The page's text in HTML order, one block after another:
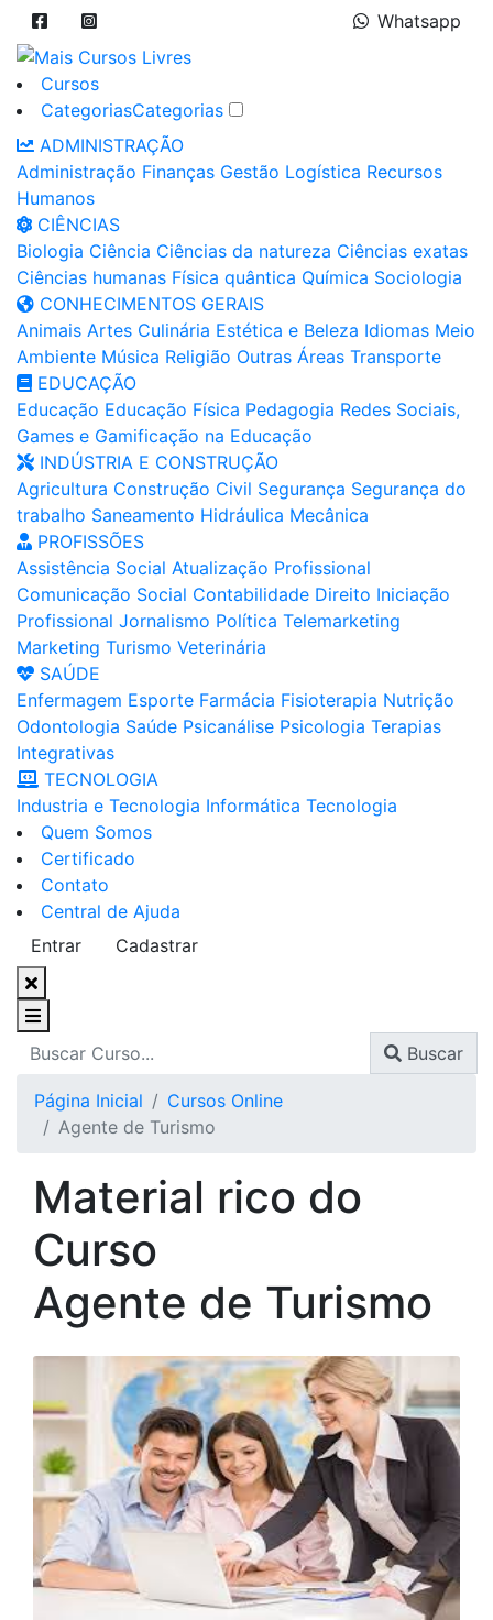
Whatsapp
Cursos
CategoriasCategorias
ADMINISTRAÇÃO
Administração Finanças Gestão Logística Recursos
Humanos
CIÊNCIAS
Biologia Ciência Ciências da natureza Ciências exatas
Ciências humanas Física quântica Química Sociologia
CONHECIMENTOS GERAIS
Animais Artes Culinária Estética e Beleza Idiomas Meio
Ambiente Música Religião Outras Áreas Transporte
EDUCAÇÃO
Educação Educação Física Pedagogia Redes Sociais,
Games e Gamificação na Educação
INDÚSTRIA E CONSTRUÇÃO
Agricultura Construção Civil Segurança Segurança do
trabalho Saneamento Hidráulica Mecânica
PROFISSÕES
Assistência Social Atualização Profissional
Comunicação Social Contabilidade Direito Iniciação
Profissional Jornalismo Política Telemarketing
Marketing Turismo Veterinária
SAÚDE
Enfermagem Esporte Farmácia Fisioterapia Nutrição
Odontologia Saúde Psicanálise Psicologia Terapias
Integrativas
TECNOLOGIA
Industria e Tecnologia Informática Tecnologia
Quem Somos
Certificado
Contato
Central de Ajuda
Entrar
Cadastrar
Buscar
Página Inicial
Cursos Online
Agente de Turismo
Material rico do
Curso
Agente de Turismo